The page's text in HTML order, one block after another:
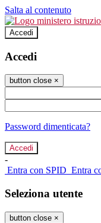
Salta al contenuto
Accedi
Accedi
button close ×
Password dimenticata?
-
Entra con SPID Entra
Seleziona utente
button close ×